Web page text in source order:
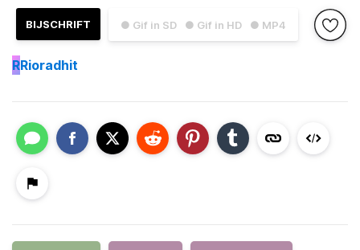
● Gif in SD ● Gif in HD ● MP4
BIJSCHRIFT
RRioradhit